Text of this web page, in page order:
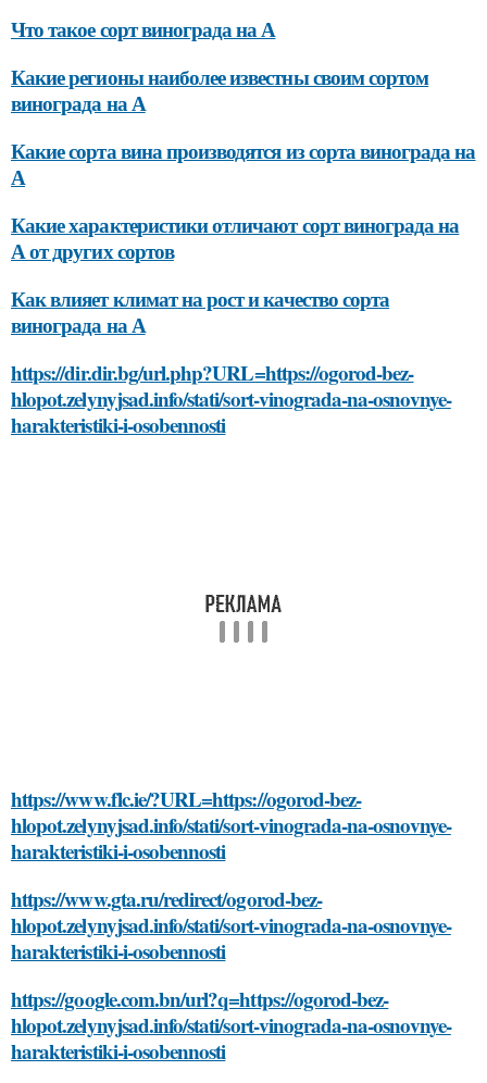
Что такое сорт винограда на А
Какие регионы наиболее известны своим сортом
винограда на А
Какие сорта вина производятся из сорта винограда на
А
Какие характеристики отличают сорт винограда на
А от других сортов
Как влияет климат на рост и качество сорта
винограда на А
https://dir.dir.bg/url.php?URL=https://ogorod-bez-
hlopot.zelynyjsad.info/stati/sort-vinograda-na-osnovnye-
harakteristiki-i-osobennosti
https://www.flc.ie/?URL=https://ogorod-bez-
hlopot.zelynyjsad.info/stati/sort-vinograda-na-osnovnye-
harakteristiki-i-osobennosti
https://www.gta.ru/redirect/ogorod-bez-
hlopot.zelynyjsad.info/stati/sort-vinograda-na-osnovnye-
harakteristiki-i-osobennosti
https://google.com.bn/url?q=https://ogorod-bez-
hlopot.zelynyjsad.info/stati/sort-vinograda-na-osnovnye-
harakteristiki-i-osobennosti